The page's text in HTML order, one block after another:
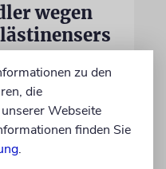
wegen
sich gegen
an dem Oscar-
Land« beteiligt.
Täter vor Gericht
zu den
die
Webseite
finden Sie
.